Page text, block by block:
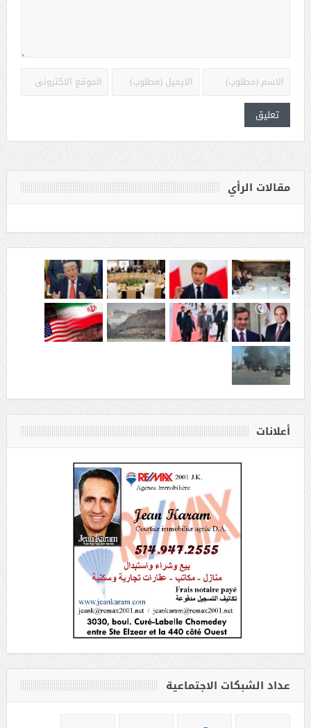
مقالات الرأي
أعلانات
عداد الشبكات الاجتماعية